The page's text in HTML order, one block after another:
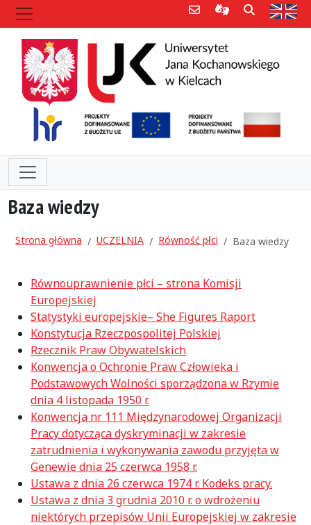
Poczta e-mailInformacje dla
Szukaj
Baza wiedzy
Strona główna UCZELNIA Równość płci Baza wiedzy
Równouprawnienie płci – strona Komisji
Europejskiej
Statystyki europejskie– She Figures Raport
Konstytucja Rzeczpospolitej Polskiej
Rzecznik Praw Obywatelskich
Konwencja o Ochronie Praw Człowieka i
Podstawowych Wolności sporządzona w Rzymie
dnia 4 listopada 1950 r.
Konwencja nr 111 Międzynarodowej Organizacji
Pracy dotycząca dyskryminacji w zakresie
zatrudnienia i wykonywania zawodu przyjęta w
Genewie dnia 25 czerwca 1958 r.
Ustawa z dnia 26 czerwca 1974 r. Kodeks pracy.
Ustawa z dnia 3 grudnia 2010 r. o wdrożeniu
niektórych przepisów Unii Europejskiej w zakresie